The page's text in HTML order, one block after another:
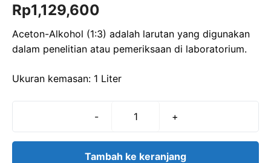
o
u
o
f
5
Rp1,129,600
Aceton-Alkohol (1:3) adalah larutan yang digunakan
dalam penelitian atau pemeriksaan di laboratorium.
Ukuran kemasan: 1 Liter
-
Kuantitas
Alkohol
+
Tambah ke keranjang